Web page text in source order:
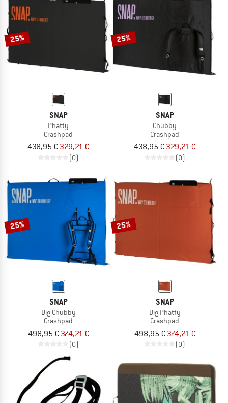
25%
SNAP
Phatty
Crashpad
438,95 € 329,21 €
(0)
25%
SNAP
Chubby
Crashpad
438,95 € 329,21 €
(0)
25%
SNAP
Big Chubby
Crashpad
498,95 € 374,21 €
(0)
25%
SNAP
Big Phatty
Crashpad
498,95 € 374,21 €
(0)